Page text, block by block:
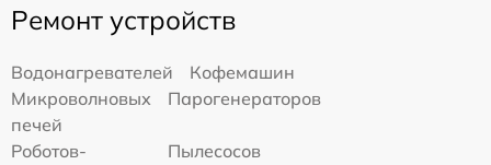
Ремонт устройств
Водонагревателей
Кофемашин
Микроволновых
печей
Парогенераторов
Роботов-
Пылесосов